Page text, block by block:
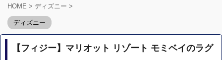
HOME > ディズニー >
ディズニー
【フィジー】マリオット リゾート モミベイのラグ